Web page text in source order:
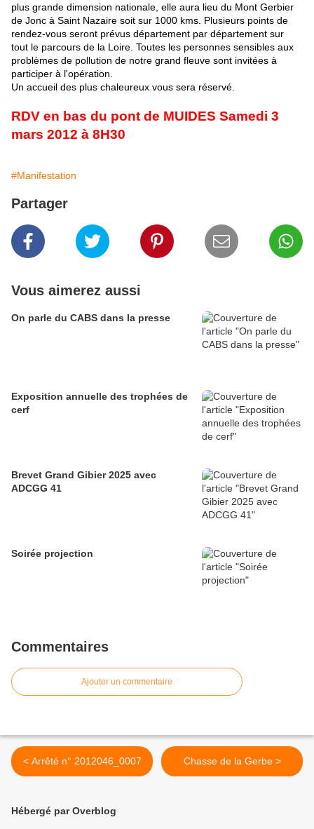
plus grande dimension nationale, elle aura lieu du Mont Gerbier
de Jonc à Saint Nazaire soit sur 1000 kms. Plusieurs points de
rendez-vous seront prévus département par département sur
tout le parcours de la Loire. Toutes les personnes sensibles aux
problèmes de pollution de notre grand fleuve sont invitées à
participer à l'opération.
Un accueil des plus chaleureux vous sera réservé.
RDV en bas du pont de MUIDES Samedi 3
mars 2012 à 8H30
#Manifestation
Partager
Vous aimerez aussi
On parle du CABS dans la presse
Exposition annuelle des trophées de
cerf
Brevet Grand Gibier 2025 avec
ADCGG 41
Soirée projection
Commentaires
Ajouter un commentaire
< Arrêté n° 2012046_0007 Chasse de la Gerbe >
Hébergé par Overblog